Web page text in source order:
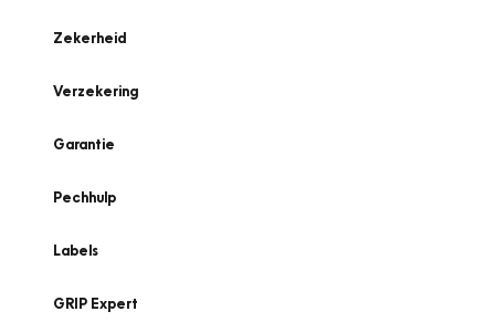
Zekerheid
Verzekering
Garantie
Pechhulp
Labels
GRIP Expert